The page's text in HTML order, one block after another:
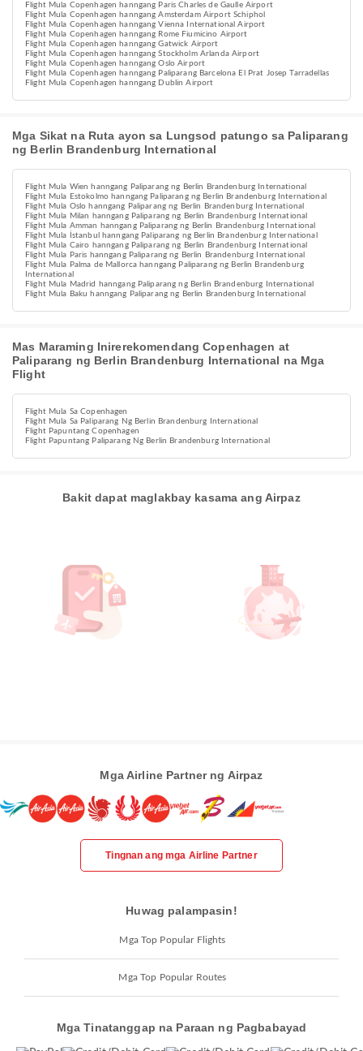
Flight Mula Copenhagen hanngang Paris Charles de Gaulle Airport
Flight Mula Copenhagen hanngang Amsterdam Airport Schiphol
Flight Mula Copenhagen hanngang Vienna International Airport
Flight Mula Copenhagen hanngang Rome Fiumicino Airport
Flight Mula Copenhagen hanngang Gatwick Airport
Flight Mula Copenhagen hanngang Stockholm Arlanda Airport
Flight Mula Copenhagen hanngang Oslo Airport
Flight Mula Copenhagen hanngang Paliparang Barcelona El Prat Josep Tarradellas
Flight Mula Copenhagen hanngang Dublin Airport
Mga Sikat na Ruta ayon sa Lungsod patungo sa Paliparang
ng Berlin Brandenburg International
Flight Mula Wien hanngang Paliparang ng Berlin Brandenburg International
Flight Mula Estokolmo hanngang Paliparang ng Berlin Brandenburg International
Flight Mula Oslo hanngang Paliparang ng Berlin Brandenburg International
Flight Mula Milan hanngang Paliparang ng Berlin Brandenburg International
Flight Mula Amman hanngang Paliparang ng Berlin Brandenburg International
Flight Mula İstanbul hanngang Paliparang ng Berlin Brandenburg International
Flight Mula Cairo hanngang Paliparang ng Berlin Brandenburg International
Flight Mula Paris hanngang Paliparang ng Berlin Brandenburg International
Flight Mula Palma de Mallorca hanngang Paliparang ng Berlin Brandenburg
International
Flight Mula Madrid hanngang Paliparang ng Berlin Brandenburg International
Flight Mula Baku hanngang Paliparang ng Berlin Brandenburg International
Mas Maraming Inirerekomendang Copenhagen at
Paliparang ng Berlin Brandenburg International na Mga
Flight
Flight Mula Sa Copenhagen
Flight Mula Sa Paliparang Ng Berlin Brandenburg International
Flight Papuntang Copenhagen
Flight Papuntang Paliparang Ng Berlin Brandenburg International
Bakit dapat maglakbay kasama ang Airpaz
Mga Airline Partner ng Airpaz
Tingnan ang mga Airline Partner
Huwag palampasin!
Mga Top Popular Flights
Mga Top Popular Routes
Mga Tinatanggap na Paraan ng Pagbabayad